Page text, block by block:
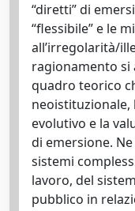
“diretti” di
“flessibile” e le
all’irregolarità/
ragionamento si
quadro teorico
neoistituzionale,
evolutivo e la
di emersione.
sistemi
lavoro, del
pubblico in